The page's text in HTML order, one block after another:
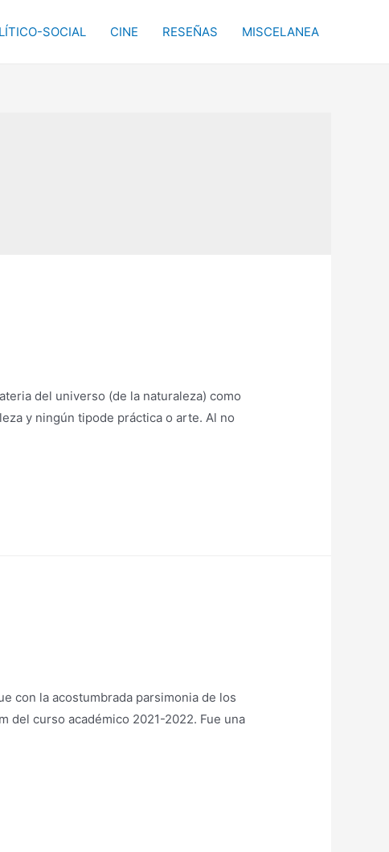
SOCIAL CINE RESEÑAS MISCELANEA
del universo (de la naturaleza) como
y ningún tipode práctica o arte. Al no
con la acostumbrada parsimonia de los
curso académico 2021-2022. Fue una